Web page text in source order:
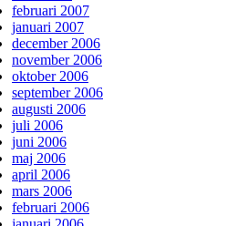
februari 2007
januari 2007
december 2006
november 2006
oktober 2006
september 2006
augusti 2006
juli 2006
juni 2006
maj 2006
april 2006
mars 2006
februari 2006